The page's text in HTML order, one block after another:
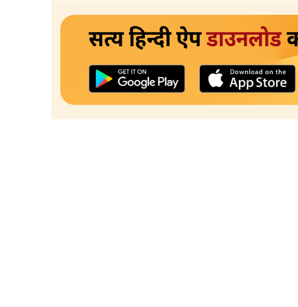
सत्य हिन्दी ऐपडाउनलोड